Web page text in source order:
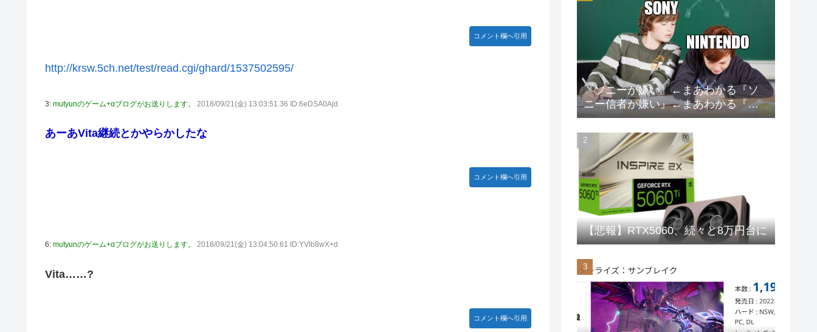
【画像】漫画・アニメの「武人系敵幹部」に付きまといがちな疑問ｗｗｗｗ
BYDの軽EV「ラッコ」受注が700台超 7月販売は125台
コメント欄へ引用
http://krsw.5ch.net/test/read.cgi/ghard/1537502595/
3: mutyunのゲーム+αブログがお送りします。 2018/09/21(金) 13:03:51.36 ID:6eDSA0Ajd
あーあVita継続とかやらかしたな
コメント欄へ引用
6: mutyunのゲーム+αブログがお送りします。 2018/09/21(金) 13:04:50.61 ID:YVlb8wX+d
Vita……?
コメント欄へ引用
『ソニーが嫌い』←まあわかる『ソ
ニー信者が嫌い』←まあわかる『任
天堂信者が嫌い』←まあわかる
【悲報】RTX5060、続々と8万円台に